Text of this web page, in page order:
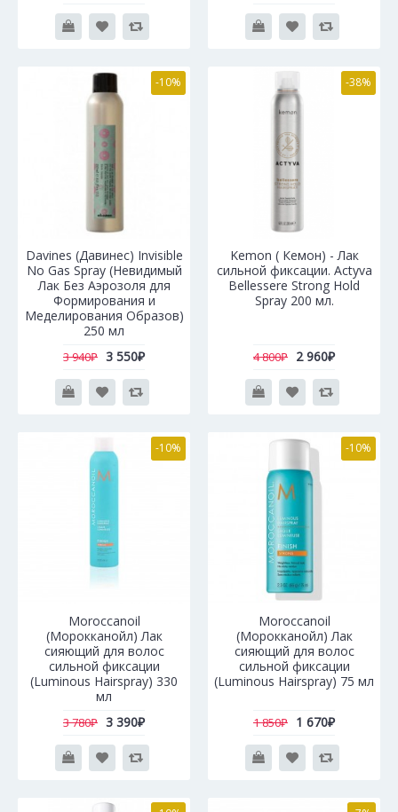
-10%
Davines (Давинес) Invisible
No Gas Spray (Невидимый
Лак Без Аэрозоля для
Формирования и
Меделирования Образов)
250 мл
3 940₽ 3 550₽
-38%
Kemon ( Кемон) - Лак
сильной фиксации. Actyva
Bellessere Strong Hold
Spray 200 мл.
4 800₽ 2 960₽
-10%
Moroccanoil
(Морокканойл) Лак
сияющий для волос
сильной фиксации
(Luminous Hairspray) 330
мл
3 780₽ 3 390₽
-10%
Moroccanoil
(Морокканойл) Лак
сияющий для волос
сильной фиксации
(Luminous Hairspray) 75 мл
1 850₽ 1 670₽